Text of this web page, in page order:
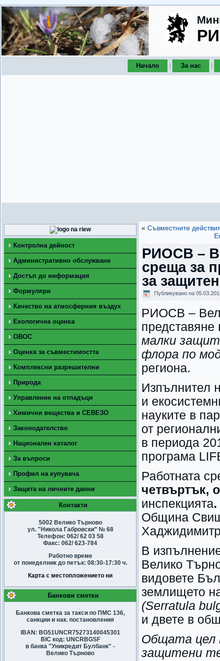
Начало За нас
Контролна дейност
Административно обслужване
Достъп до информация
Формуляри
Качество на атмосферния въздух
Екологична оценка
ОВОС
Оценка за съвместимостта
Комплексни разрешителни
Природа
Управление на отпадъци
Химични вещества и СЕВЕЗО
Законодателство
Национален каталог
За въпроси
Профил на купувача
Защита на личните данни
Контакти
5002 Велико Търново
ул. "Никола Габровски” № 68
Телефон: 062/ 62 03 58
Факс: 062/ 623-784
Работно време
от понеделник до петък: 08:30-17:30 ч.
Карта с местопложението ни
Банкови сметки
Банкова сметка за такси по ПМС 136,
санкции и нак. постановления
IBAN: BG51UNCR75273140045301
BIC код: UNCRBGSF
в банка "Уникредит Булбанк" -
Велико Търново
« Съвместните
РИОСВ –
среща за
за
Публикувано на
РИОСВ –
представяне
малки
флора по
региона.
Изпълнител
и
науките в
от
в периода
програма
Работната
четвъртък,
инспекцията.
Община
В
Велико
видовете
землището
(Serratula
и двете в
Общата цел
защитени